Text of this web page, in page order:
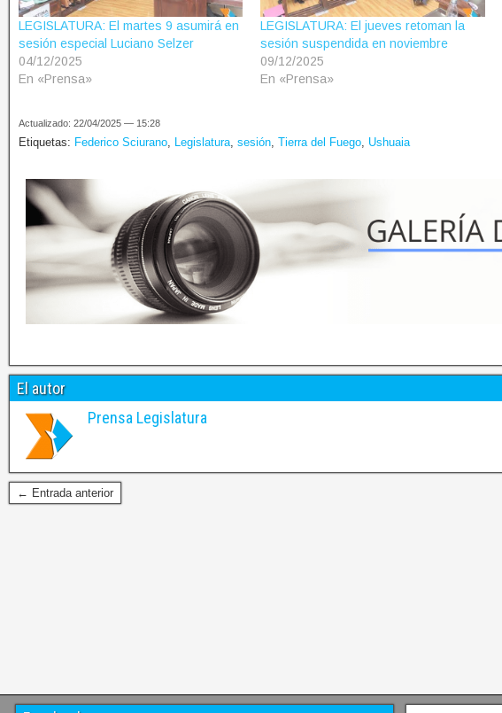
LEGISLATURA: El martes 9 asumirá en
sesión especial Luciano Selzer
04/12/2025
En «Prensa»
LEGISLATURA: El jueves retoman la
sesión suspendida en noviembre
09/12/2025
En «Prensa»
Actualizado: 22/04/2025 — 15:28
Etiquetas: Federico Sciurano, Legislatura, sesión, Tierra del Fuego, Ushuaia
El autor
Prensa Legislatura
← Entrada anterior